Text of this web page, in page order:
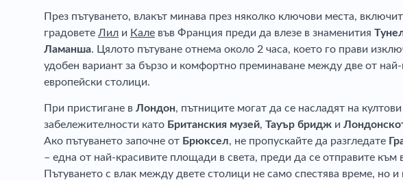
През пътуването, влакът минава през няколко ключови места,
градовете Лил и Кале във Франция преди да влезе в знаменития
Ламанша. Цялото пътуване отнема около 2 часа, което го прави
удобен вариант за бързо и комфортно преминаване между две от
европейски столици.
При пристигане в Лондон, пътниците могат да се насладят на култови
забележителности като Британския музей, Тауър бридж и
Ако пътуването започне от Брюксел, не пропускайте да разгледате
– една от най-красивите площади в света, преди да се отправите към
Пътуването с влак между двете столици не само спестява време, но и